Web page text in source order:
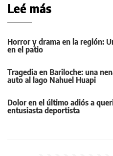
Leé más
Horror y drama en la región:
en el patio
Tragedia en Bariloche: una
auto al lago Nahuel Huapi
Dolor en el último adiós a
entusiasta deportista